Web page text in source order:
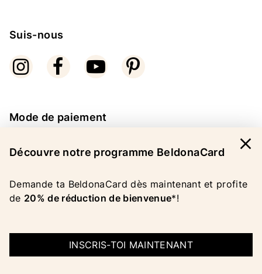
Suis-nous
Mode de paiement
COPYRIGHT 2026 BELDONA AG
MENTIONS LEGALES|CGV|PROTECTION DES
Découvre notre programme BeldonaCard
Demande ta BeldonaCard dès maintenant et profite
de 20% de réduction de bienvenue*!
INSCRIS-TOI MAINTENANT
close